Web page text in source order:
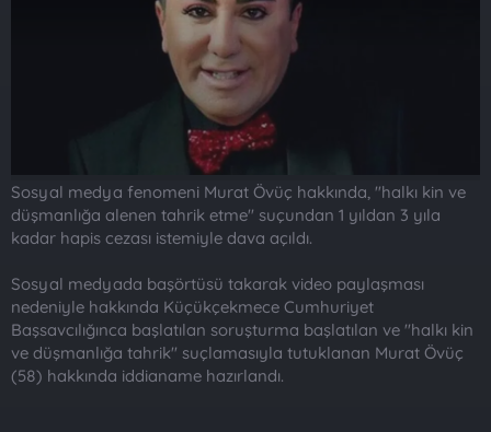
Sosyal medya fenomeni Murat Övüç hakkında, "halkı kin ve
düşmanlığa alenen tahrik etme" suçundan 1 yıldan 3 yıla
kadar hapis cezası istemiyle dava açıldı.
Sosyal medyada başörtüsü takarak video paylaşması
nedeniyle hakkında Küçükçekmece Cumhuriyet
Başsavcılığınca başlatılan soruşturma başlatılan ve "halkı kin
ve düşmanlığa tahrik" suçlamasıyla tutuklanan Murat Övüç
(58) hakkında iddianame hazırlandı.